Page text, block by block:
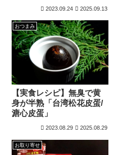
2023.09.24 2025.09.13
おつまみ
【実食レシピ】無臭で黄
身が半熟「台湾松花皮蛋/
溏心皮蛋」
2023.08.29 2025.08.29
お取り寄せ